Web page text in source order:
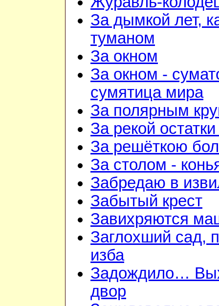
За дымкой лет,
туманом
За окном
За окном -
сумятица мира
За полярным
За рекой
За решёткою
За столом -
Забредаю в
Забытый крест
Завихряются
Заглохший сад,
изба
Задождило…
двор